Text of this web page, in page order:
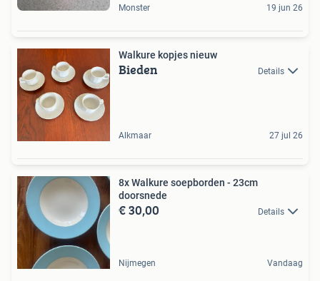
Monster 19 jun 26
Walkure kopjes nieuw
Bieden Details
Alkmaar 27 jul 26
8x Walkure soepborden - 23cm
doorsnede
€ 30,00 Details
Nijmegen Vandaag